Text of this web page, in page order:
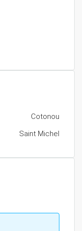
Cotonou
Saint Michel